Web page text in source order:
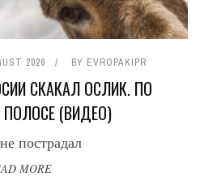
2026 BY EVROPAKIPR
СКАКАЛ ОСЛИК. ПО
(ВИДЕО)
пострадал
MORE